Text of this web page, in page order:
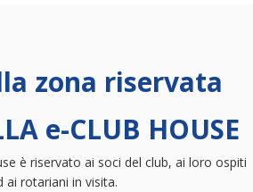
zona riservata
e-CLUB HOUSE
è riservato ai soci del club, ai loro ospiti
ai rotariani in visita.